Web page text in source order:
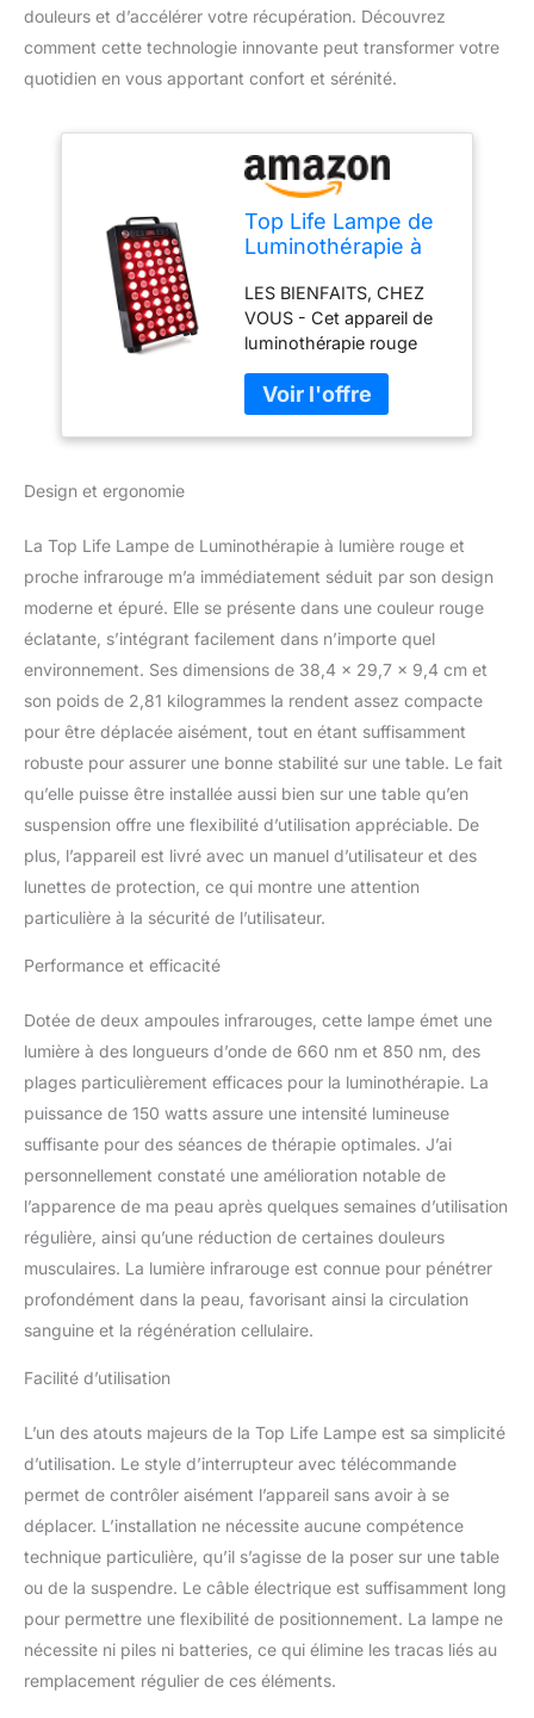
douleurs et d’accélérer votre récupération. Découvrez
comment cette technologie innovante peut transformer votre
quotidien en vous apportant confort et sérénité.
Top Life Lampe de
Luminothérapie à
Proche Infra-Rouge
- 660 nm et 850 nm
- Peut embellir la
peau, alléger les
douleurs, favoriser
la récupération
LES BIENFAITS, CHEZ
VOUS - Cet appareil de
luminothérapie rouge
d'onde : 660 nm (rouge)
et 850 nm (NIR ou
proche infrarouge). Ces
la peau, alléger les
douleurs, favoriser la
récupération sportive,
améliorer le sommeil. 660
et/ou 850 nm : La
longueur d'onde 660 nm
est utilisée pour
les rides et augmenter la
production de collagène.
La lumière à 850 nm est
plus adaptée aux tissus
fournir de l'énergie aux
cellules, ce qui la rendrait
idéale pour améliorer la
inflammations. FACILE A
UTILISER : L'appareil
table ou pendu au
montant d'une porte.
Tous les accessoires
sont fournis. C'est une
usage domestique.
LARGE SURFACE
d'éclairement : La lampe
délivre 150 mW / cm² à 15
cm. Vous pouvez
le torse, le dos. En cas
d'utilisation sur le visage,
portez les lunettes de
protection fournies. NON
que la lumière rouge ait
été largement étudiée, il
n'est fait aucune
revendication médicale.
La lampe lumière rouge
Design et ergonomie
La Top Life Lampe de Luminothérapie à lumière rouge et
proche infrarouge m’a immédiatement séduit par son design
moderne et épuré. Elle se présente dans une couleur rouge
éclatante, s’intégrant facilement dans n’importe quel
environnement. Ses dimensions de 38,4 x 29,7 x 9,4 cm et
son poids de 2,81 kilogrammes la rendent assez compacte
pour être déplacée aisément, tout en étant suffisamment
robuste pour assurer une bonne stabilité sur une table. Le fait
qu’elle puisse être installée aussi bien sur une table qu’en
suspension offre une flexibilité d’utilisation appréciable. De
plus, l’appareil est livré avec un manuel d’utilisateur et des
lunettes de protection, ce qui montre une attention
particulière à la sécurité de l’utilisateur.
Performance et efficacité
Dotée de deux ampoules infrarouges, cette lampe émet une
lumière à des longueurs d’onde de 660 nm et 850 nm, des
plages particulièrement efficaces pour la luminothérapie. La
puissance de 150 watts assure une intensité lumineuse
suffisante pour des séances de thérapie optimales. J’ai
personnellement constaté une amélioration notable de
l’apparence de ma peau après quelques semaines d’utilisation
régulière, ainsi qu’une réduction de certaines douleurs
musculaires. La lumière infrarouge est connue pour pénétrer
profondément dans la peau, favorisant ainsi la circulation
sanguine et la régénération cellulaire.
Facilité d’utilisation
L’un des atouts majeurs de la Top Life Lampe est sa simplicité
d’utilisation. Le style d’interrupteur avec télécommande
permet de contrôler aisément l’appareil sans avoir à se
déplacer. L’installation ne nécessite aucune compétence
technique particulière, qu’il s’agisse de la poser sur une table
ou de la suspendre. Le câble électrique est suffisamment long
pour permettre une flexibilité de positionnement. La lampe ne
nécessite ni piles ni batteries, ce qui élimine les tracas liés au
remplacement régulier de ces éléments.